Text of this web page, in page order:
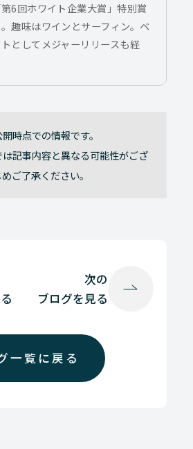
第6回ホワイト企業大賞」特別賞
趣味はワインとサーフィン。ベ
としてメジャーリリースも経
時点での情報です。
記事内容と異なる可能性がござ
ご了承ください。
一覧に戻る
次の
ブログを見る